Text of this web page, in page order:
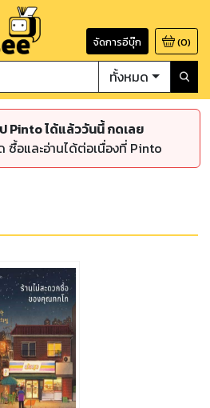
จัดการอีบุ๊ก (0)
ทั้งหมด
Pinto ได้แล้ววันนี้ กดเลย
ซื้อและอ่านได้ต่อเนื่องที่ Pinto